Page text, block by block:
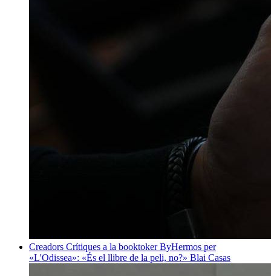
Creadors Crítiques a la booktoker ByHermos per
«L'Odissea»: «És el llibre de la peli, no?» Blai Casas